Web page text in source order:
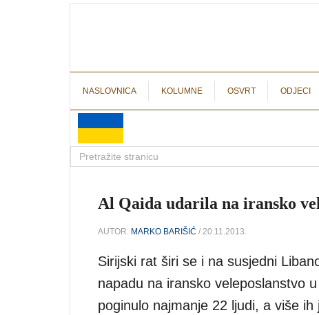
NASLOVNICA KOLUMNE OSVRT ODJECI
Al Qaida udarila na iransko
AUTOR: MARKO BARIŠIĆ / 20.11.2013.
Sirijski rat širi se i na susjedni
napadu na iransko veleposlanstvo
poginulo najmanje 22 ljudi, a više